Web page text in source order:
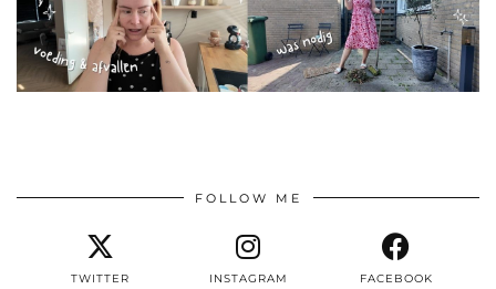
FOLLOW ME
TWITTER INSTAGRAM FACEBOOK